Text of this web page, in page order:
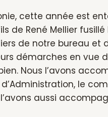
cette année est
de René Mellier
de notre bureau et
démarches en vue
Nous l’avons
le
aussi